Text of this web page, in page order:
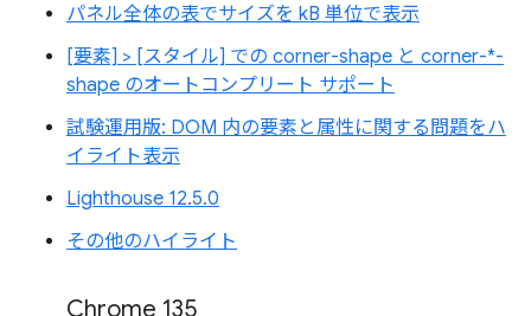
パネル全体の表でサイズを kB 単位で表示
[要素] > [スタイル] での corner-shape と corner-*-
shape のオートコンプリート サポート
試験運用版: DOM 内の要素と属性に関する問題をハ
イライト表示
Lighthouse 12.5.0
その他のハイライト
Chrome 135